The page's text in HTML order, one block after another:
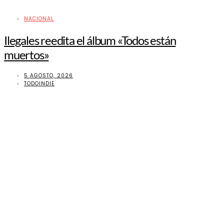
NACIONAL
Ilegales reedita el álbum «Todos están
muertos»
5 AGOSTO, 2026
TODOINDIE